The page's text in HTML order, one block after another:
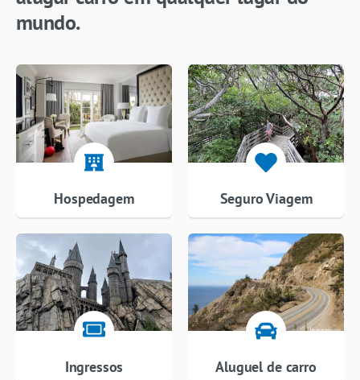
mundo.
Hospedagem Seguro Viagem
Ingressos Aluguel de carro